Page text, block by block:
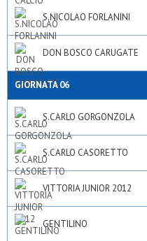
S.NICOLAO FORLANINI
DON BOSCO CARUGATE
GIORNATA 06
S.CARLO GORGONZOLA
S.CARLO CASORETTO
VITTORIA JUNIOR 2012
GENTILINO